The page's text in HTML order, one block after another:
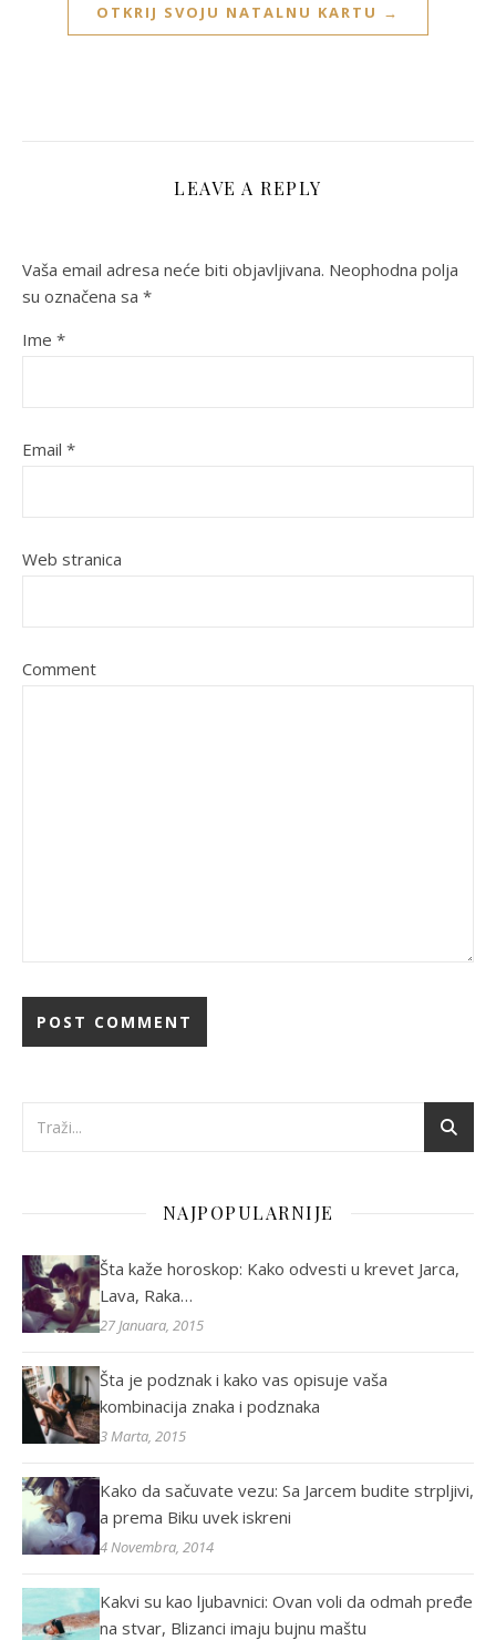
OTKRIJ SVOJU NATALNU KARTU →
LEAVE A REPLY
Vaša email adresa neće biti objavljivana. Neophodna polja
su označena sa *
Ime *
Email *
Web stranica
Comment
NAJPOPULARNIJE
Šta kaže horoskop: Kako odvesti u krevet Jarca,
Lava, Raka…
27 Januara, 2015
Šta je podznak i kako vas opisuje vaša
kombinacija znaka i podznaka
3 Marta, 2015
Kako da sačuvate vezu: Sa Jarcem budite strpljivi,
a prema Biku uvek iskreni
4 Novembra, 2014
Kakvi su kao ljubavnici: Ovan voli da odmah pređe
na stvar, Blizanci imaju bujnu maštu